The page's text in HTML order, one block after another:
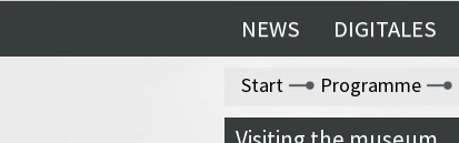
NEWS DIGITALES
Start Programme